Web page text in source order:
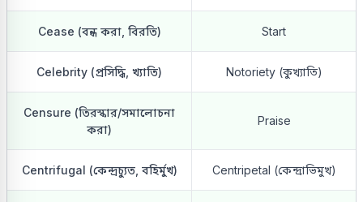
Cease (বন্ধ করা, বিরতি) Start
Celebrity (প্রসিদ্ধি, খ্যাতি) Notoriety (কুখ্যাতি)
Censure (তিরস্কার/সমালোচনা
করা)
Praise
Centrifugal (কেন্দ্রচ্যুত, বহির্মুখ) Centripetal (কেন্দ্রাভিমুখ)